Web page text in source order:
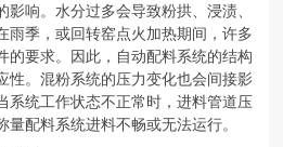
响。水分过多会导致粉拱、浸渍、
雨季，或回转窑点火加热期间，许多
的要求。因此，自动配料系统的结构
性。混粉系统的压力变化也会间接影
系统工作状态不正常时，进料管道压
配料系统进料不畅或无法运行。